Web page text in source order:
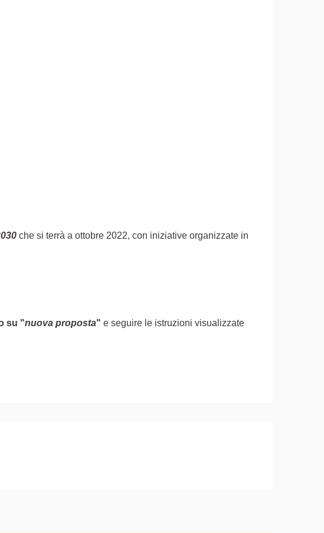
che si terrà a ottobre 2022, con iniziative organizzate in
su "nuova proposta" e seguire le istruzioni visualizzate